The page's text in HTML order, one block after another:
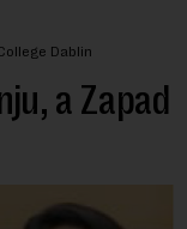
Dablin
a Zapad